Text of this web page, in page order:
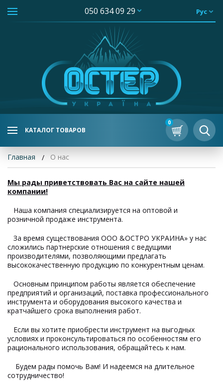
050 634 09 29 Рус
КАТАЛОГ ТОВАРОВ
0
Главная О нас
Мы рады приветствовать Вас на сайте нашей
компании!
Наша компания специализируется на оптовой и
розничной продаже инструмента.
За время существования ООО &ОСТРО УКРАИНА» у нас
сложились партнерские отношения с ведущими
производителями, позволяющими предлагать
высококачественную продукцию по конкурентным ценам.
Основным принципом работы является обеспечение
предприятий и организаций, поставка профессионального
инструмента и оборудования высокого качества и
кратчайшего срока выполнения работ.
Если вы хотите приобрести инструмент на выгодных
условиях и проконсультироваться по особенностям его
рационального использования, обращайтесь к нам.
Будем рады помочь Вам! И надеемся на длительное
сотрудничество!